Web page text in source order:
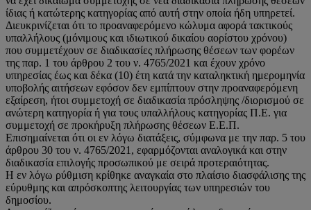
ίδιας ή κατώτερης κατηγορίας από αυτή στην οποία ήδη υπηρετεί.
Διευκρινίζεται ότι το προαναφερόμενο κώλυμα αφορά τακτικούς
υπαλλήλους (μόνιμους και ιδιωτικού δικαίου αορίστου χρόνου)
που συμμετέχουν σε διαδικασίες πλήρωσης θέσεων των φορέων
της παρ. 1 του άρθρου 2 του ν. 4765/2021 και έχουν χρόνο
υπηρεσίας έως και δέκα (10) έτη κατά την καταληκτική ημερομηνία
υποβολής αιτήσεων εφόσον δεν εμπίπτουν στην προαναφερόμενη
εξαίρεση, ήτοι συμμετοχή σε διαδικασία πρόσληψης /διορισμού σε
ανώτερη κατηγορία ή για τους υπαλλήλους κατηγορίας Π.Ε. για
συμμετοχή σε προκήρυξη πλήρωσης θέσεων Ε.Ε.Π.
Επισημαίνεται ότι οι εν λόγω διατάξεις, σύμφωνα με την παρ. 5 του
άρθρου 30 του ν. 4765/2021, εφαρμόζονται αναλογικά και στην
διαδικασία επιλογής προσωπικού με σειρά προτεραιότητας.
Η εν λόγω ρύθμιση κρίθηκε αναγκαία στο πλαίσιο διασφάλισης της
εύρυθμης και απρόσκοπτης λειτουργίας των υπηρεσιών του
δημοσίου.